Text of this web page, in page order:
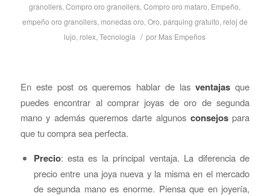
granollers,Compro oro granollers,Compro oro mataro, Empeño,
empeño oro granollers, monedas oro, Oro, parquing gratuito, reloj de
lujo, rolex,Tecnologia / por Mas Empeños
En este post os queremos hablar de lasventajas que
puedes encontrar al comprar joyas de oro de segunda
mano y además queremos darte algunos consejospara
que tu compra sea perfecta.
Precio: esta es la principal ventaja. La diferencia de
precio entre una joya nueva y la misma en el mercado
de segunda mano es enorme. Piensa que en joyería,